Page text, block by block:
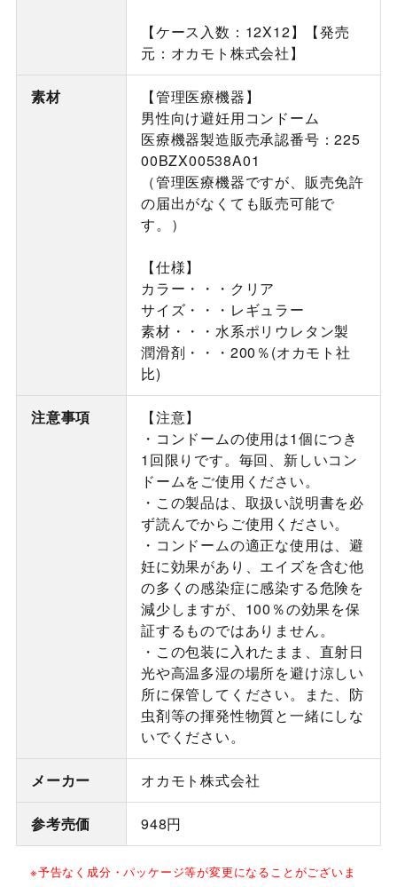
【ケース入数：12X12】【発売
元：オカモト株式会社】
素材
【管理医療機器】
男性向け避妊用コンドーム
医療機器製造販売承認番号：225
00BZX00538A01
（管理医療機器ですが、販売免許
の届出がなくても販売可能で
す。）
【仕様】
カラー・・・クリア
サイズ・・・レギュラー
素材・・・水系ポリウレタン製
潤滑剤・・・200％(オカモト社
比)
注意事項
【注意】
・コンドームの使用は1個につき
1回限りです。毎回、新しいコン
ドームをご使用ください。
・この製品は、取扱い説明書を必
ず読んでからご使用ください。
・コンドームの適正な使用は、避
妊に効果があり、エイズを含む他
の多くの感染症に感染する危険を
減少しますが、100％の効果を保
証するものではありません。
・この包装に入れたまま、直射日
光や高温多湿の場所を避け涼しい
所に保管してください。また、防
虫剤等の揮発性物質と一緒にしな
いでください。
メーカー オカモト株式会社
参考売価 948円
※予告なく成分・パッケージ等が変更になることがございま